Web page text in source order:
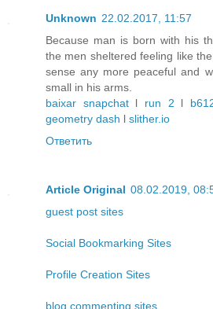
Unknown 22.02.2017, 11:57
Because man is born with his
the men sheltered feeling like
sense any more peaceful and
small in his arms.
baixar snapchatl run 2 l
geometry dash l slither.io
Ответить
Article Original 08.02.2019,
guest post sites
Social Bookmarking Sites
Profile Creation Sites
blog commenting sites